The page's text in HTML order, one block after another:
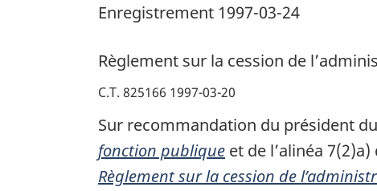
au
du
travail
Enregistrement 1997-03-24
Règlement sur la cession de
C.T. 825166 1997-03-20
Sur recommandation du président
fonction publique et de l’alinéa 7(2)a)
Règlement sur la cession de